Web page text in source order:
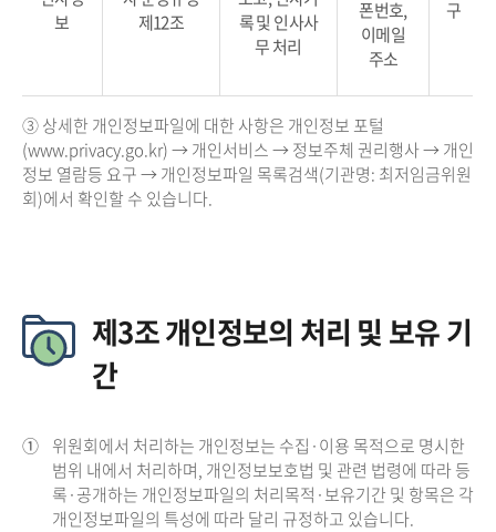
보
제12조
록 및 인사사
무 처리
폰번호,
이메일
주소
구
③ 상세한 개인정보파일에 대한 사항은 개인정보 포털
(www.privacy.go.kr) → 개인서비스 → 정보주체 권리행사 → 개인
정보 열람등 요구 → 개인정보파일 목록검색(기관명: 최저임금위원
회)에서 확인할 수 있습니다.
제3조 개인정보의 처리 및 보유 기
간
① 위원회에서 처리하는 개인정보는 수집·이용 목적으로 명시한
범위 내에서 처리하며, 개인정보보호법 및 관련 법령에 따라 등
록·공개하는 개인정보파일의 처리목적·보유기간 및 항목은 각
개인정보파일의 특성에 따라 달리 규정하고 있습니다.